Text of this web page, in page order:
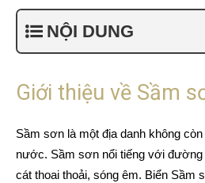
NỘI DUNG
Giới thiệu về Sầm
Sầm sơn là một địa danh không
nước. Sầm sơn nổi tiếng với đường
cát thoai thoải, sóng êm. Biển Sầm